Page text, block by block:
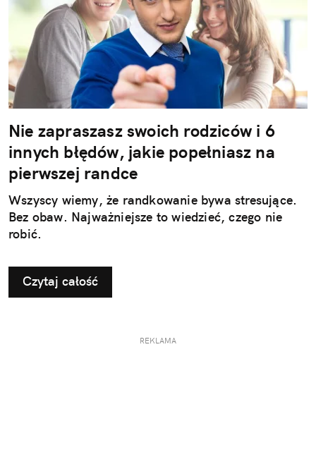
Nie zapraszasz swoich rodziców i 6
innych błędów, jakie popełniasz na
pierwszej randce
Wszyscy wiemy, że randkowanie bywa stresujące.
Bez obaw. Najważniejsze to wiedzieć, czego nie
robić.
Czytaj całość
REKLAMA